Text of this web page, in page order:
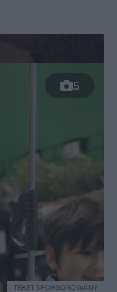
5
TEKST SPONSOROWANY